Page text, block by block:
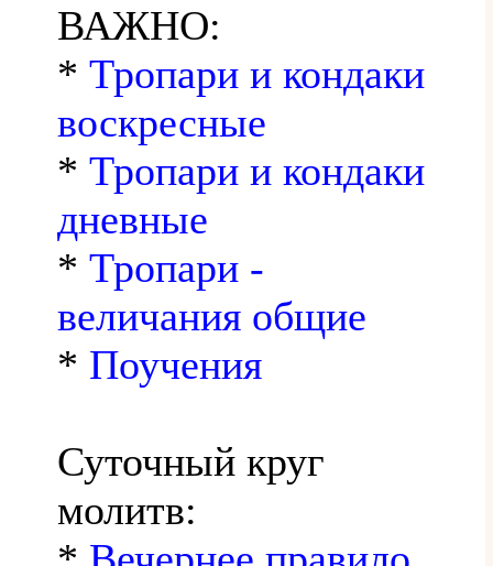
ВАЖНО:
* Тропари и кондаки
воскресные
* Тропари и кондаки
дневные
* Тропари -
величания общие
* Поучения
Суточный круг
молитв: